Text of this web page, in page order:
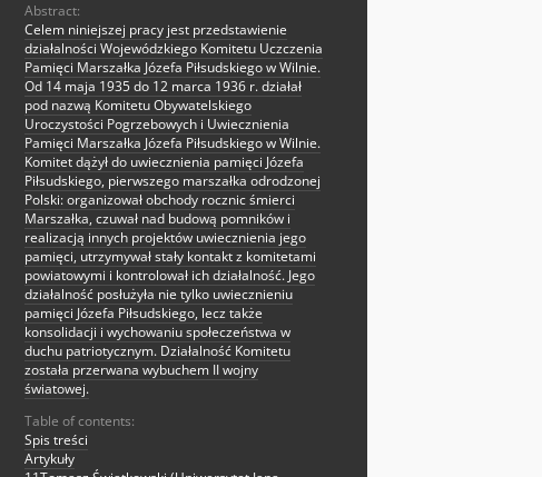
Abstract:
Celem niniejszej pracy jest przedstawienie
działalności Wojewódzkiego Komitetu Uczczenia
Pamięci Marszałka Józefa Piłsudskiego w Wilnie.
Od 14 maja 1935 do 12 marca 1936 r. działał
pod nazwą Komitetu Obywatelskiego
Uroczystości Pogrzebowych i Uwiecznienia
Pamięci Marszałka Józefa Piłsudskiego w Wilnie.
Komitet dążył do uwiecznienia pamięci Józefa
Piłsudskiego, pierwszego marszałka odrodzonej
Polski: organizował obchody rocznic śmierci
Marszałka, czuwał nad budową pomników i
realizacją innych projektów uwiecznienia jego
pamięci, utrzymywał stały kontakt z komitetami
powiatowymi i kontrolował ich działalność. Jego
działalność posłużyła nie tylko uwiecznieniu
pamięci Józefa Piłsudskiego, lecz także
konsolidacji i wychowaniu społeczeństwa w
duchu patriotycznym. Działalność Komitetu
została przerwana wybuchem II wojny
światowej.
Table of contents:
Spis treści
Artykuły